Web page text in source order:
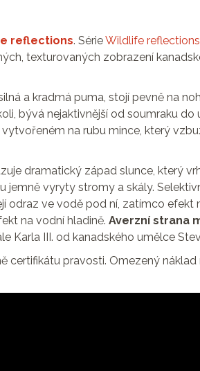
reflections. SérieWildlife reflections
texturovaných zobrazení
a kradmá puma, stojí pevně na
bývá nejaktivnější od soumraku do
na rubu mince, který
dramatický západ slunce, který
jemně vyryty stromy a skály.
odraz ve vodě pod ní, zatímco
na vodní hladině. Averzní strana
Karla III. od kanadského umělce
certifikátu pravosti. Omezený náklad